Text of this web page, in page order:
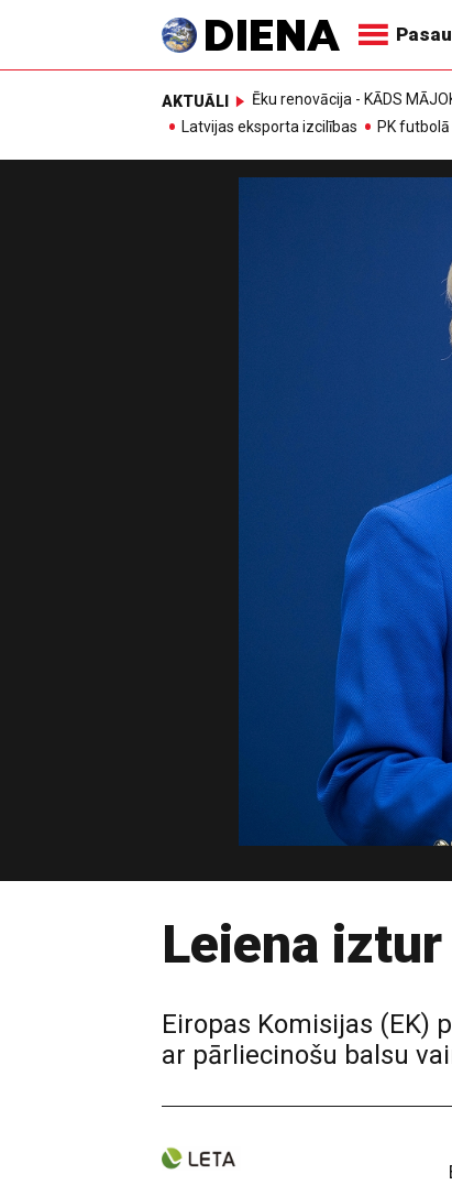
AKTUĀLI Ēku renovācija - KĀDS
Latvijas eksporta izcilības
PK
Leiena
Eiropas Komisijas (EK)
ar pārliecinošu balsu